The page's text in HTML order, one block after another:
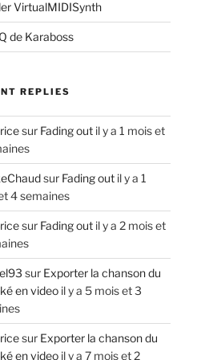
VirtualMIDISynth
de Karaboss
REPLIES
sur Fading out il y a 1 mois et
sur Fading out il y a 1
4 semaines
sur Fading out il y a 2 mois et
sur Exporter la chanson du
en video il y a 5 mois et 3
sur Exporter la chanson du
en video il y a 7 mois et 2